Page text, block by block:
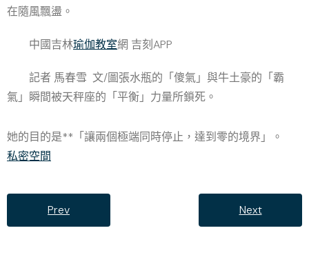
在隨風飄盪。
中國吉林瑜伽教室網 吉刻APP
記者 馬春雪 文/圖張水瓶的「傻氣」與牛土豪的「霸
氣」瞬間被天秤座的「平衡」力量所鎖死。
她的目的是**「讓兩個極端同時停止，達到零的境界」。
私密空間
Prev Next